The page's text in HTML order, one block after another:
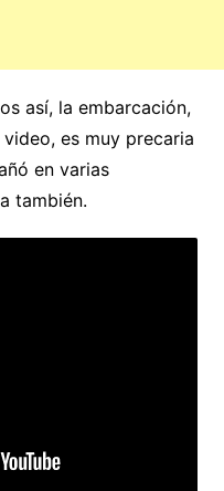
así, la embarcación,
es muy precaria
en varias
también.